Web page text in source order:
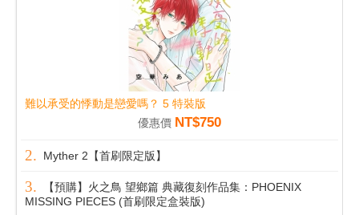
難以承受的悸動是戀愛嗎？ 5 特裝版
優惠價 NT$750
Myther 2【首刷限定版】
【預購】火之鳥 望鄉篇 典藏復刻作品集：PHOENIX
MISSING PIECES (首刷限定盒裝版)